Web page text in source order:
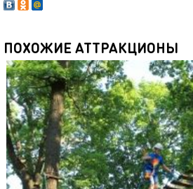
ПОХОЖИЕ АТТРАКЦИОНЫ